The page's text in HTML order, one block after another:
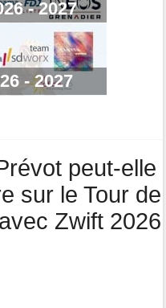
08/08
jeunes de sa formation
armada du WorldTour
- 2027
- 2027
peut-elle
sur le Tour de
Zwift 2026